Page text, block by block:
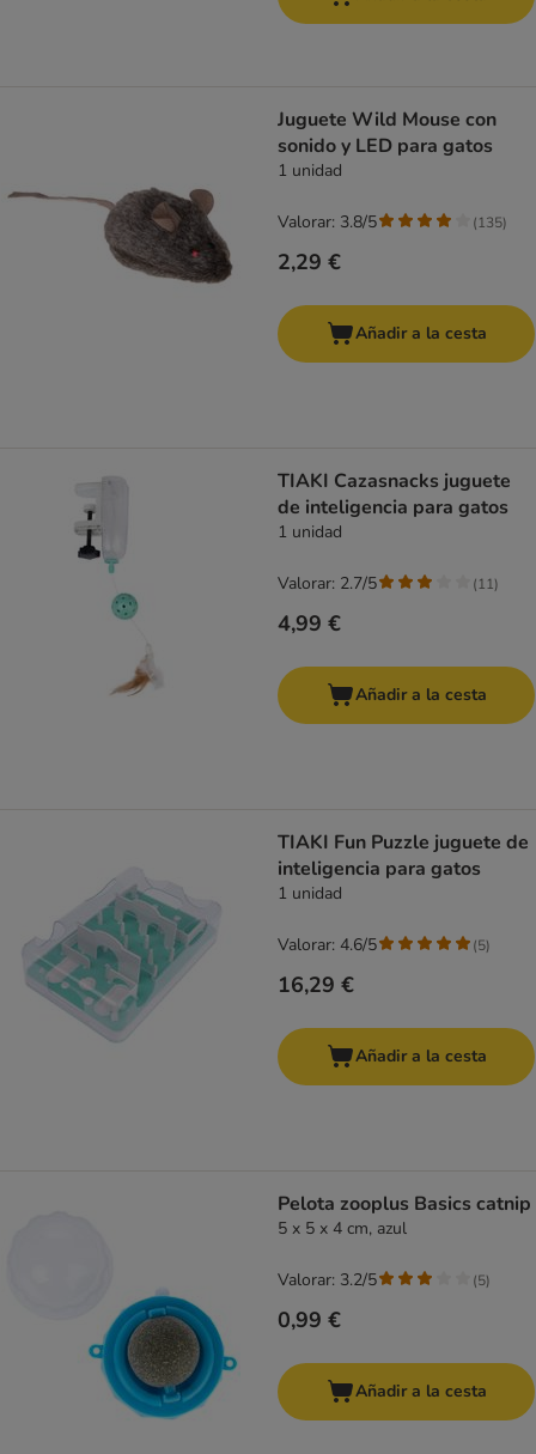
Juguete Wild Mouse con
sonido y LED para gatos
1 unidad
2,29 €
Valorar: 3.8/5 (135)
Añadir a la cesta
TIAKI Cazasnacks juguete
de inteligencia para gatos
1 unidad
4,99 €
Valorar: 2.7/5 (11)
Añadir a la cesta
TIAKI Fun Puzzle juguete de
inteligencia para gatos
1 unidad
16,29 €
Valorar: 4.6/5 (5)
Añadir a la cesta
Pelota zooplus Basics catnip
5 x 5 x 4 cm, azul
0,99 €
Valorar: 3.2/5 (5)
Añadir a la cesta